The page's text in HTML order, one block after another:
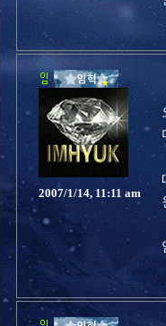
2007/1/14, 11:11 am